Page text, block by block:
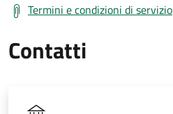
Termini e condizioni di servizio
Contatti